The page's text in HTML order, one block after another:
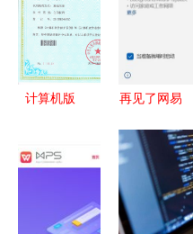
成果转让的
计算机版
技术成果转
点与法律保
再见了网易
电脑最好用
的音乐软件